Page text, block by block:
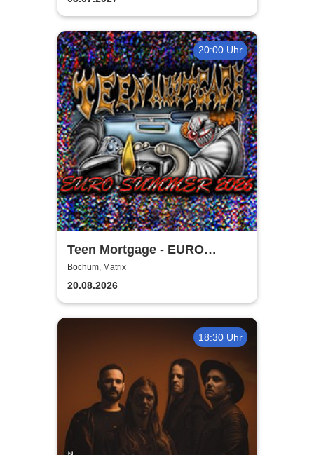
20:00 Uhr
Teen Mortgage - EURO
SUMMER 2026
Bochum, Matrix
20.08.2026
18:30 Uhr